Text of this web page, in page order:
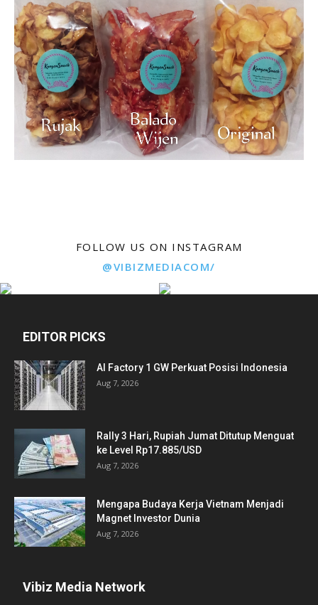
FOLLOW US ON INSTAGRAM
@VIBIZMEDIACOM/
EDITOR PICKS
AI Factory 1 GW Perkuat Posisi Indonesia
Aug 7, 2026
Rally 3 Hari, Rupiah Jumat Ditutup Menguat
ke Level Rp17.885/USD
Aug 7, 2026
Mengapa Budaya Kerja Vietnam Menjadi
Magnet Investor Dunia
Aug 7, 2026
Vibiz Media Network